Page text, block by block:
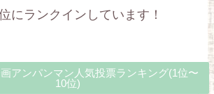
にランクインしています！
アンパンマン人気投票ランキング(1位〜
10位)